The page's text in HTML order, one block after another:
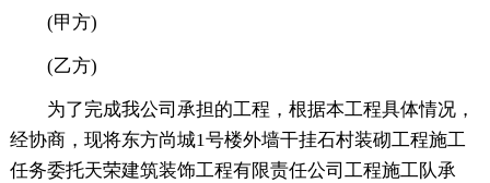
(甲方)
(乙方)
为了完成我公司承担的工程，根据本工程具体情况，
经协商，现将东方尚城1号楼外墙干挂石村装砌工程施工
任务委托天荣建筑装饰工程有限责任公司工程施工队承